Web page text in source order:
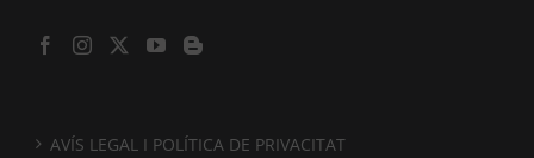
AVÍS LEGAL I POLÍTICA DE PRIVACITAT